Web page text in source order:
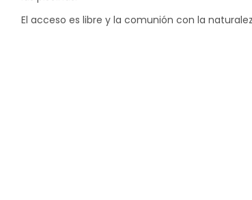
El acceso es libre y la comunión con la